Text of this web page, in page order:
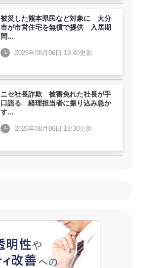
被災した熊本県民など対象に 大分
市が市営住宅を無償で提供 入居期
間...
2026年08月06日 19:40更新
ニセ社長詐欺 被害免れた社長が手
口語る 経理担当者に振り込み急か
す...
2026年08月06日 19:30更新